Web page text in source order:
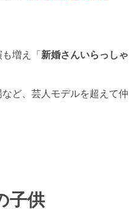
増え「 新婚さんいらっしゃ
ど、芸人モデルを超えて仲
子供